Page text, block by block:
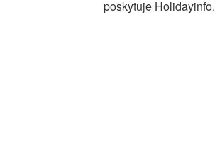
poskytuje Holidayinfo.